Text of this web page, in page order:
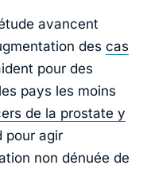
avancent
des cas
pour des
pays les moins
de la prostate y
pour agir
non dénuée de